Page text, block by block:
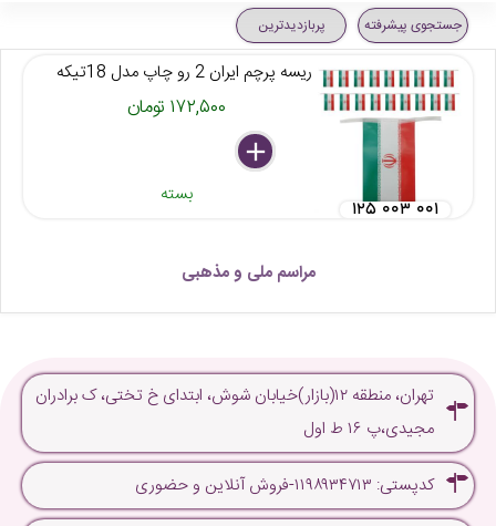
جستجوی پیشرفته پربازدیدترین
ریسه پرچم ایران 2 رو چاپ مدل 18تیکه
۱۷۲,۵۰۰ تومان
delete
remove
add
بسته
۱۲۵ ۰۰۳ ۰۰۱
مراسم ملی و مذهبی
تهران، منطقه ۱۲(بازار)خیابان شوش، ابتدای خ تختی، ک برادران
مجیدی،پ ۱۶ ط اول
کدپستی: ۱۱۹۸۹۳۴۷۱۳-فروش آنلاین و حضوری